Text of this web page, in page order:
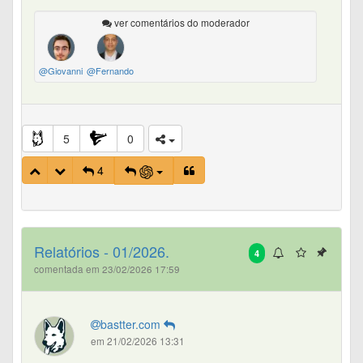
ver comentários do moderador
@Giovanni @Fernando
5
0
4
4
Relatórios - 01/2026.
comentada em 23/02/2026 17:59
bastter.com
em 21/02/2026 13:31